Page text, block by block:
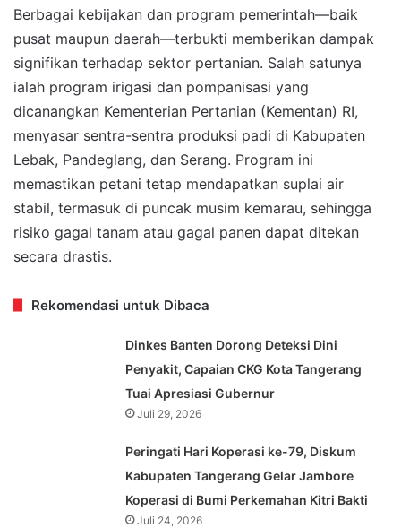
Berbagai kebijakan dan program pemerintah—baik
pusat maupun daerah—terbukti memberikan dampak
signifikan terhadap sektor pertanian. Salah satunya
ialah program irigasi dan pompanisasi yang
dicanangkan Kementerian Pertanian (Kementan) RI,
menyasar sentra-sentra produksi padi di Kabupaten
Lebak, Pandeglang, dan Serang. Program ini
memastikan petani tetap mendapatkan suplai air
stabil, termasuk di puncak musim kemarau, sehingga
risiko gagal tanam atau gagal panen dapat ditekan
secara drastis.
Rekomendasi untuk Dibaca
Dinkes Banten Dorong Deteksi Dini
Penyakit, Capaian CKG Kota Tangerang
Tuai Apresiasi Gubernur
Juli 29, 2026
Peringati Hari Koperasi ke-79, Diskum
Kabupaten Tangerang Gelar Jambore
Koperasi di Bumi Perkemahan Kitri Bakti
Juli 24, 2026